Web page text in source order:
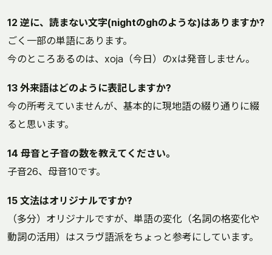
12 逆に、読まない文字(nightのghのような)はありますか?
ごく一部の単語にあります。
今のところあるのは、xoja（今日）のxは発音しません。
13 外来語はどのように表記しますか?
今の所考えていませんが、基本的に現地語の綴り通りに綴
ると思います。
14 母音と子音の数を教えてください。
子音26、母音10です。
15 文法はオリジナルですか?
（多分）オリジナルですが、単語の変化（名詞の格変化や
動詞の活用）はスラヴ語派をちょっと参考にしています。